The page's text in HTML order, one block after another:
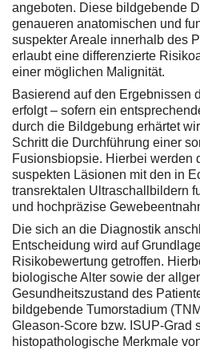
angeboten. Diese bildgebende
genaueren anatomischen und
suspekter Areale innerhalb des
erlaubt eine differenzierte
einer möglichen Malignität.
Basierend auf den Ergebnissen
erfolgt – sofern ein
durch die Bildgebung erhärtet
Schritt die Durchführung einer
Fusionsbiopsie. Hierbei werden
suspekten Läsionen mit den in
transrektalen Ultraschallbildern
und hochpräzise
Die sich an die Diagnostik
Entscheidung wird auf
Risikobewertung getroffen.
biologische Alter sowie der
Gesundheitszustand des
bildgebende Tumorstadium
Gleason-Score bzw. ISUP-Grad
histopathologische Merkmale